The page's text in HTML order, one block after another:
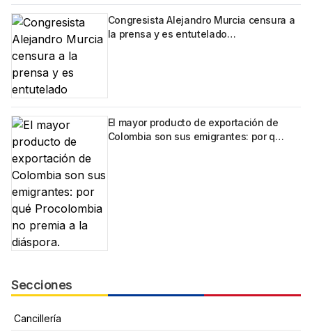
Congresista Alejandro Murcia censura a
la prensa y es entutelado…
El mayor producto de exportación de
Colombia son sus emigrantes: por q…
Secciones
Cancillería